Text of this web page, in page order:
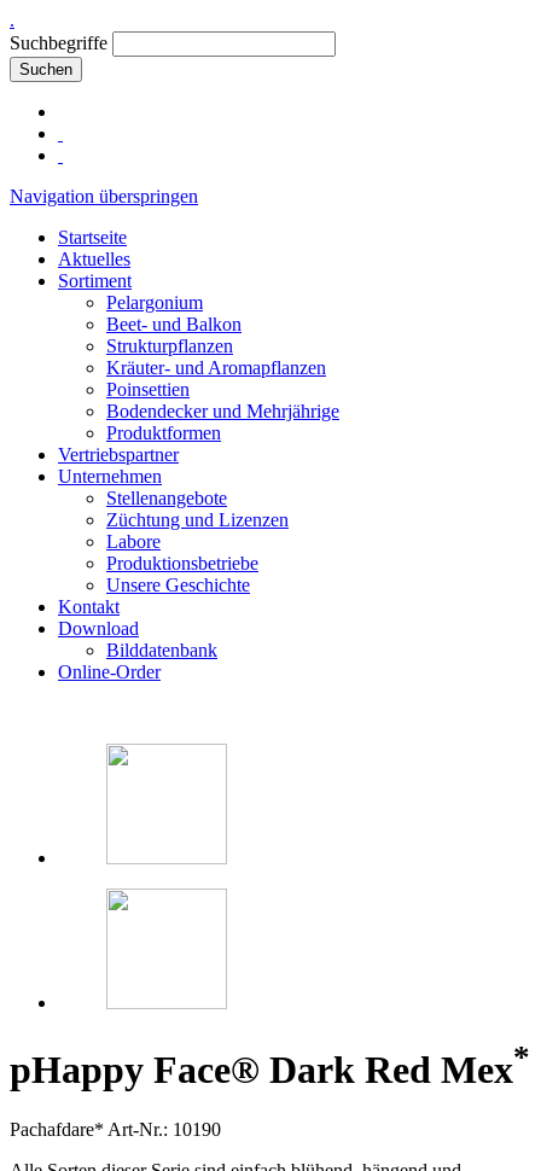
.
Suchbegriffe
Suchen
Navigation überspringen
Startseite
Aktuelles
Sortiment
Pelargonium
Beet- und Balkon
Strukturpflanzen
Kräuter- und Aromapflanzen
Poinsettien
Bodendecker und Mehrjährige
Produktformen
Vertriebspartner
Unternehmen
Stellenangebote
Züchtung und Lizenzen
Labore
Produktionsbetriebe
Unsere Geschichte
Kontakt
Download
Bilddatenbank
Online-Order
pHappy Face® Dark Red Mex*
Pachafdare* Art-Nr.: 10190